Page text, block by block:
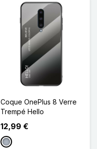
Coque OnePlus 8 Verre
Trempé Hello
12,99 €
Gris